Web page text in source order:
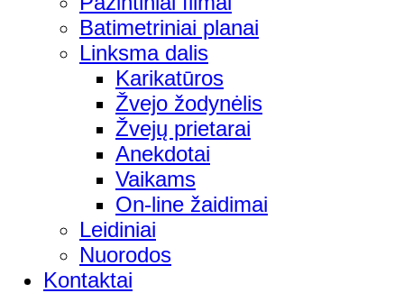
Batimetriniai planai
Linksma dalis
Karikatūros
Žvejo žodynėlis
Žvejų prietarai
Anekdotai
Vaikams
On-line žaidimai
Leidiniai
Nuorodos
Kontaktai